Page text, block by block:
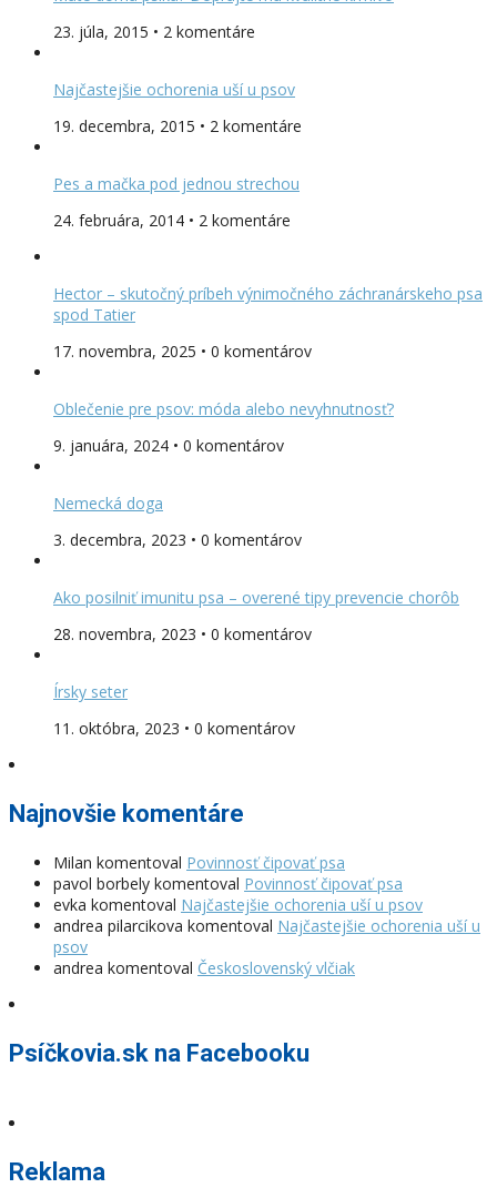
23. júla, 2015 • 2 komentáre
Najčastejšie ochorenia uší u psov
19. decembra, 2015 • 2 komentáre
Pes a mačka pod jednou strechou
24. februára, 2014 • 2 komentáre
Hector – skutočný príbeh výnimočného záchranárskeho psa
spod Tatier
17. novembra, 2025 • 0 komentárov
Oblečenie pre psov: móda alebo nevyhnutnosť?
9. januára, 2024 • 0 komentárov
Nemecká doga
3. decembra, 2023 • 0 komentárov
Ako posilniť imunitu psa – overené tipy prevencie chorôb
28. novembra, 2023 • 0 komentárov
Írsky seter
11. októbra, 2023 • 0 komentárov
Najnovšie komentáre
Milan komentoval Povinnosť čipovať psa
pavol borbely komentoval Povinnosť čipovať psa
evka komentoval Najčastejšie ochorenia uší u psov
andrea pilarcikova komentoval Najčastejšie ochorenia uší u
psov
andrea komentoval Československý vlčiak
Psíčkovia.sk na Facebooku
Reklama